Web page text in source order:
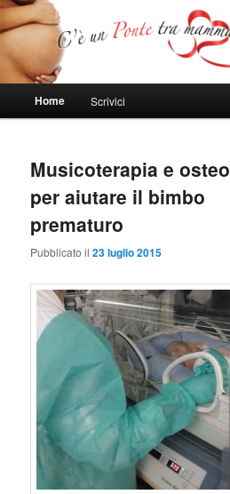
Mamma e bambino
Un nuovo sito targato WordPress
Vai
contenuto
principale
Vai
contenuto
secondario
Home Scrivici
Musicoterapia e
per aiutare il bimbo
prematuro
Pubblicato il23 luglio 2015